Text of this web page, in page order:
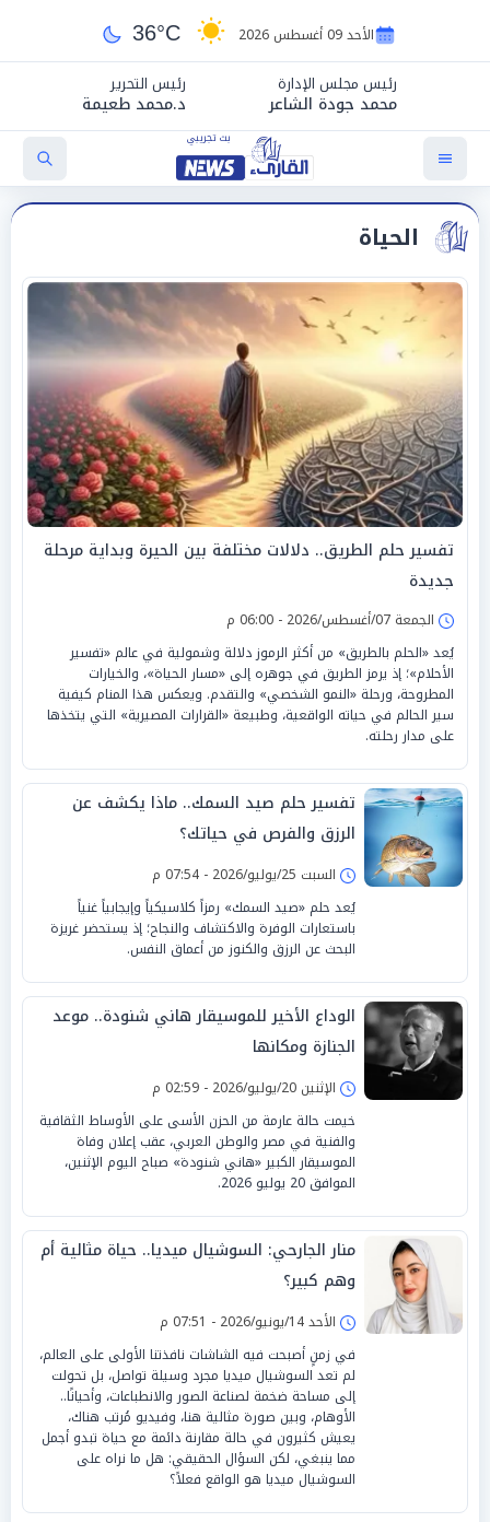
الأحد 09 أغسطس 2026 36°C
رئيس مجلس الإدارة
محمد جودة الشاعر
رئيس التحرير
د.محمد طعيمة
الحياة
تفسير حلم الطريق.. دلالات مختلفة بين الحيرة وبداية مرحلة
جديدة
الجمعة 07/أغسطس/2026 - 06:00 م
يُعد «الحلم بالطريق» من أكثر الرموز دلالة وشمولية في عالم «تفسير
الأحلام»؛ إذ يرمز الطريق في جوهره إلى «مسار الحياة»، والخيارات
المطروحة، ورحلة «النمو الشخصي» والتقدم. ويعكس هذا المنام كيفية
سير الحالم في حياته الواقعية، وطبيعة «القرارات المصيرية» التي يتخذها
على مدار رحلته.
تفسير حلم صيد السمك.. ماذا يكشف عن
الرزق والفرص في حياتك؟
السبت 25/يوليو/2026 - 07:54 م
يُعد حلم «صيد السمك» رمزاً كلاسيكياً وإيجابياً غنياً
باستعارات الوفرة والاكتشاف والنجاح؛ إذ يستحضر غريزة
البحث عن الرزق والكنوز من أعماق النفس.
الوداع الأخير للموسيقار هاني شنودة.. موعد
الجنازة ومكانها
الإثنين 20/يوليو/2026 - 02:59 م
خيمت حالة عارمة من الحزن الأسى على الأوساط الثقافية
والفنية في مصر والوطن العربي، عقب إعلان وفاة
الموسيقار الكبير «هاني شنودة» صباح اليوم الإثنين،
الموافق 20 يوليو 2026.
منار الجارحي: السوشيال ميديا.. حياة مثالية أم
وهم كبير؟
الأحد 14/يونيو/2026 - 07:51 م
في زمنٍ أصبحت فيه الشاشات نافذتنا الأولى على العالم،
لم تعد السوشيال ميديا مجرد وسيلة تواصل، بل تحولت
إلى مساحة ضخمة لصناعة الصور والانطباعات، وأحيانًا..
الأوهام، وبين صورة مثالية هنا، وفيديو مُرتب هناك،
يعيش كثيرون في حالة مقارنة دائمة مع حياة تبدو أجمل
مما ينبغي، لكن السؤال الحقيقي: هل ما نراه على
السوشيال ميديا هو الواقع فعلاً؟